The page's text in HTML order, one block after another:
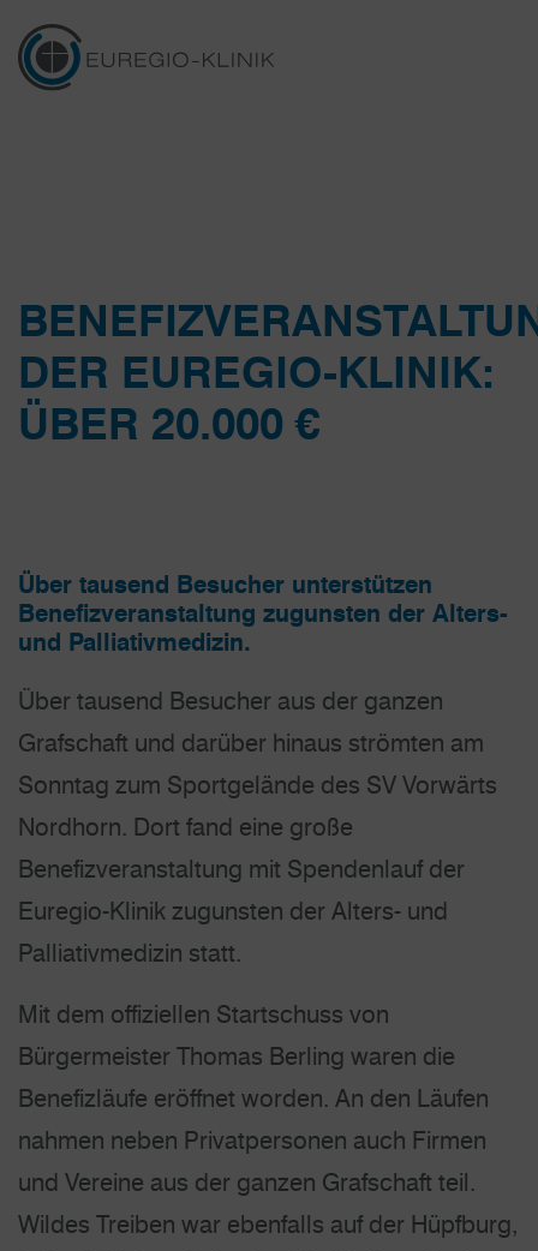
DER EUREGIO-KLINIK:
ÜBER 20.000 €
Über tausend Besucher unterstützen
Benefizveranstaltung zugunsten der Alters-
und Palliativmedizin.
Über tausend Besucher aus der ganzen
Grafschaft und darüber hinaus strömten am
Sonntag zum Sportgelände des SV Vorwärts
Nordhorn. Dort fand eine große
Benefizveranstaltung mit Spendenlauf der
Euregio-Klinik zugunsten der Alters- und
Palliativmedizin statt.
Mit dem offiziellen Startschuss von
Bürgermeister Thomas Berling waren die
Benefizläufe eröffnet worden. An den Läufen
nahmen neben Privatpersonen auch Firmen
und Vereine aus der ganzen Grafschaft teil.
Wildes Treiben war ebenfalls auf der Hüpfburg,